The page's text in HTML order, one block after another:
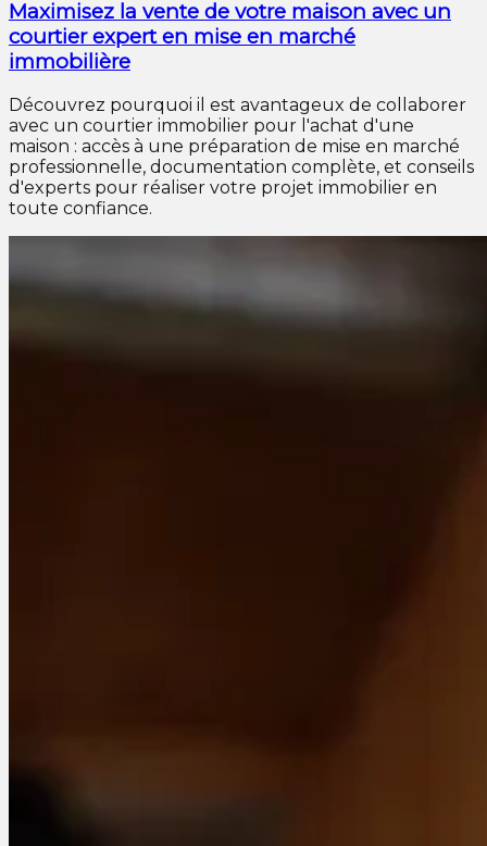
Maximisez la vente de votre maison avec un
courtier expert en mise en marché
immobilière
Découvrez pourquoi il est avantageux de collaborer
avec un courtier immobilier pour l'achat d'une
maison : accès à une préparation de mise en marché
professionnelle, documentation complète, et conseils
d'experts pour réaliser votre projet immobilier en
toute confiance.